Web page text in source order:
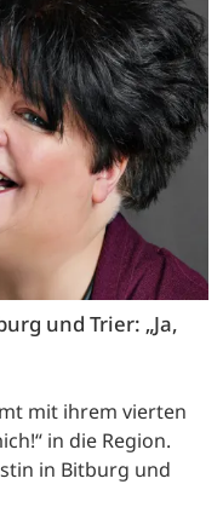
und Trier: „Ja,
mit ihrem vierten
in die Region.
in Bitburg und